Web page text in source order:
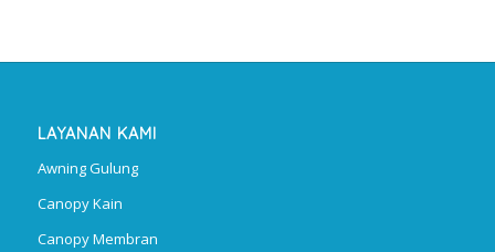
LAYANAN KAMI
Awning Gulung
Canopy Kain
Canopy Membran